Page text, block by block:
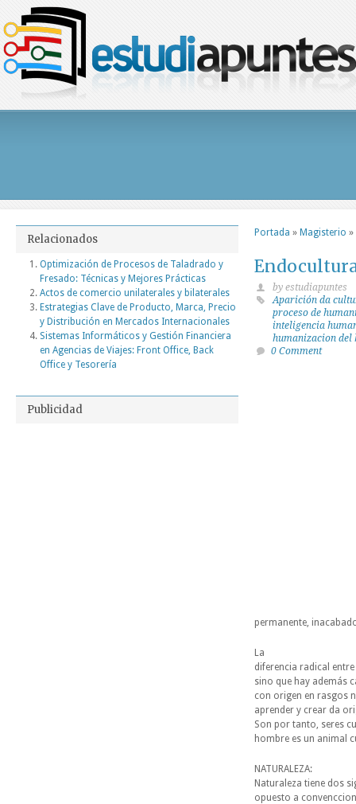
Portada » Magisterio »
by estudiapuntes
Aparición da
proceso de
inteligencia
humanizacion del
0 Comment
permanente,
La
diferencia radical
sino que hay además
con origen en rasgos
aprender y crear da
Son por tanto, seres
hombre es un animal
NATURALEZA:
Naturaleza tiene dos
opuesto a
Relacionados
Optimización de Procesos de Taladrado y
Fresado: Técnicas y Mejores Prácticas
Actos de comercio unilaterales y bilaterales
Estrategias Clave de Producto, Marca, Precio
y Distribución en Mercados Internacionales
Sistemas Informáticos y Gestión Financiera
en Agencias de Viajes: Front Office, Back
Office y Tesorería
Publicidad